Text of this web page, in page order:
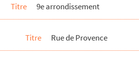
Titre 9e arrondissement
Titre Rue de Provence